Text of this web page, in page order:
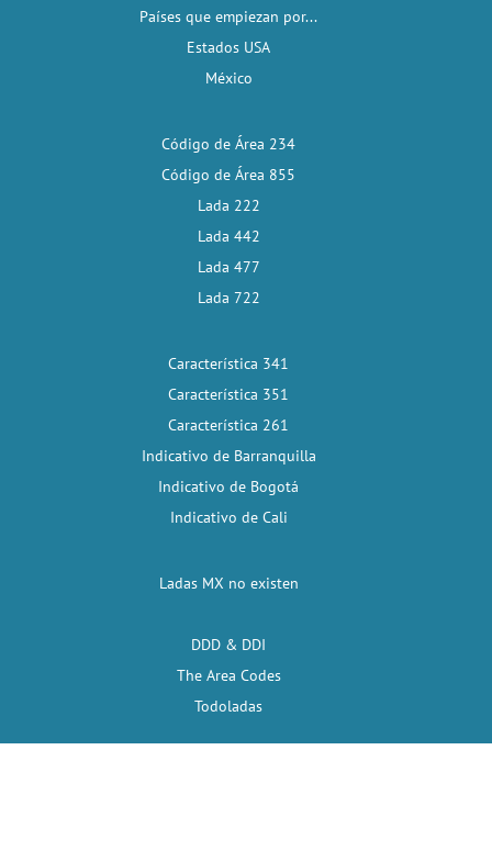
Países que empiezan por...
Estados USA
México
Código de Área 234
Código de Área 855
Lada 222
Lada 442
Lada 477
Lada 722
Característica 341
Característica 351
Característica 261
Indicativo de Barranquilla
Indicativo de Bogotá
Indicativo de Cali
Ladas MX no existen
DDD & DDI
The Area Codes
Todoladas